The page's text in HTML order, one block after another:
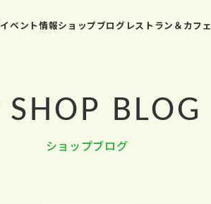
イベント情報ショップブログ レストラン＆カフェ
SHOP BLOG
ショップブログ